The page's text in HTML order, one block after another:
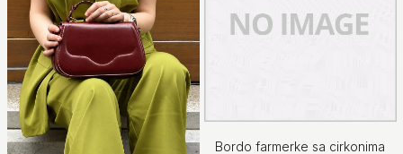
Bordo farmerke sa cirkonima